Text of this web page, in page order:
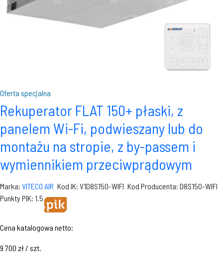
Oferta specjalna
Rekuperator FLAT 150+ płaski, z
panelem Wi-Fi, podwieszany lub do
montażu na stropie, z by-passem i
wymiennikiem przeciwprądowym
Marka: VITECO AIR Kod IK: V1D8S150-WIFI Kod Producenta: D8S150-WIFI
Punkty PIK: 1.5
Cena katalogowa netto:
9 700 zł / szt.